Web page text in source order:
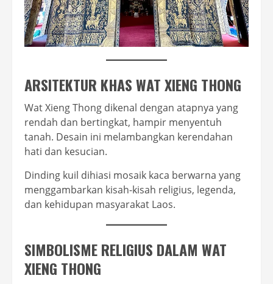
ARSITEKTUR KHAS WAT XIENG THONG
Wat Xieng Thong dikenal dengan atapnya yang
rendah dan bertingkat, hampir menyentuh
tanah. Desain ini melambangkan kerendahan
hati dan kesucian.
Dinding kuil dihiasi mosaik kaca berwarna yang
menggambarkan kisah-kisah religius, legenda,
dan kehidupan masyarakat Laos.
SIMBOLISME RELIGIUS DALAM WAT
XIENG THONG